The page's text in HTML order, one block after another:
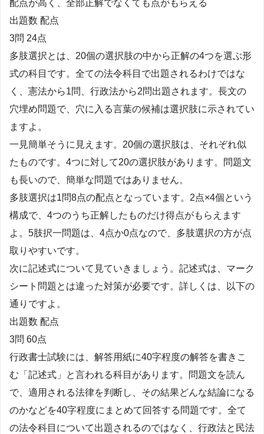
配点が高く、全部正解でなくても点がもらえる
出題数 配点
3問 24点
多肢選択とは、20個の選択肢の中から正解の4つを選ぶ形
式の科目です。全ての法令科目で出題されるわけではな
く、憲法から1問、行政法から2問出題されます。長文の
穴埋め問題で、穴に入る言葉の候補は選択肢に示されてい
ますよ。
一見簡単そうに見えます。20個の選択肢は、それぞれ似
たものです。4つに対して20の選択肢があります。問題文
も長いので、簡単な問題ではありません。
多肢選択は1問8点の配点となっています。2点×4個という
構成で、4つのうち正解したものだけ得点がもらえます
よ。5肢択一問題は、4点か0点なので、多肢選択の方が点
取りやすいです。
次に記述式について見ていきましょう。記述式は、マーク
シート問題とは違った対策が必要です。詳しくは、以下の
通りですよ。
出題数 配点
3問 60点
行政書士試験には、解答用紙に40字程度の解答を書きこ
む「記述式」と言われる科目があります。問題文を読ん
で、適用される法律を判断し、その結果どんな結論になる
のかなどを40字程度にまとめて回答する問題です。全て
の法令科目について出題されるのではなく、行政法と民法